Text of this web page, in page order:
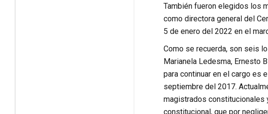
También fueron elegidos los
como directora general del
5 de enero del 2022 en el
Como se recuerda, son seis
Marianela Ledesma, Ernesto
para continuar en el cargo es
septiembre del 2017.
magistrados constitucionales
constitucional, que por